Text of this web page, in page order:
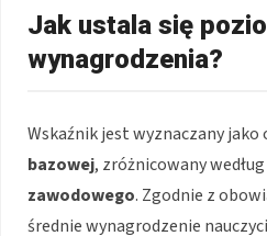
Jak ustala się
wynagrodzenia?
Wskaźnik jest wyznaczany
bazowej, zróżnicowany według
zawodowego. Zgodnie z
średnie wynagrodzenie